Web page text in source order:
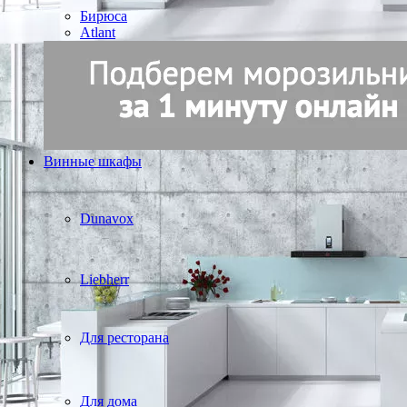
Бирюса
Atlant
Винные шкафы
Dunavox
Liebherr
Для ресторана
Для дома